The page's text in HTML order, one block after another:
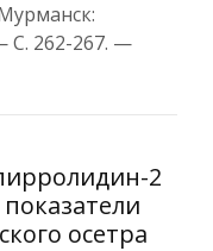
С. 262-267. —
2
осетра